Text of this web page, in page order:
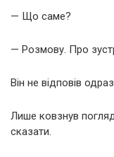
— Що саме?
— Розмову. Про
Він не відповів
Лише ковзнув
сказати.